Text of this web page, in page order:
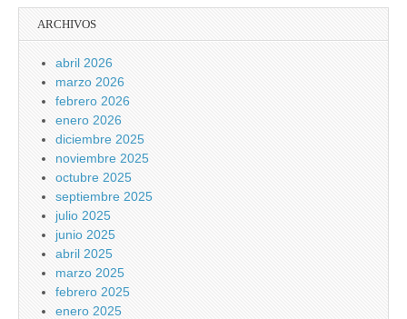
ARCHIVOS
abril 2026
marzo 2026
febrero 2026
enero 2026
diciembre 2025
noviembre 2025
octubre 2025
septiembre 2025
julio 2025
junio 2025
abril 2025
marzo 2025
febrero 2025
enero 2025